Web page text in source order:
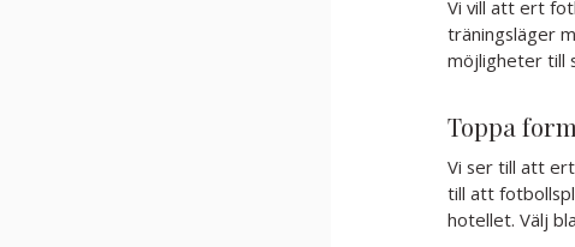
Vi vill att ert
träningsläger
möjligheter till
Toppa
Vi ser till att
till att
hotellet. Välj